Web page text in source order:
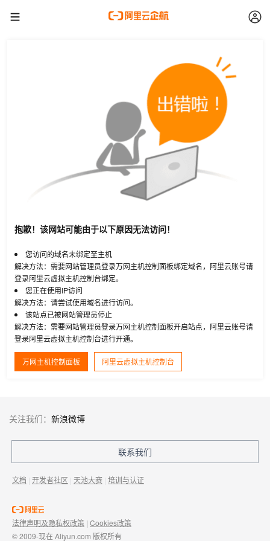
抱歉！该网站可能由于以下原因无法访问！
您访问的域名未绑定至主机
解决方法：需要网站管理员登录万网主机控制面板绑定域名，阿里云账号请
登录阿里云虚拟主机控制台绑定。
您正在使用IP访问
解决方法：请尝试使用域名进行访问。
该站点已被网站管理员停止
解决方法：需要网站管理员登录万网主机控制面板开启站点，阿里云账号请
登录阿里云虚拟主机控制台进行开通。
万网主机控制面板 阿里云虚拟主机控制台